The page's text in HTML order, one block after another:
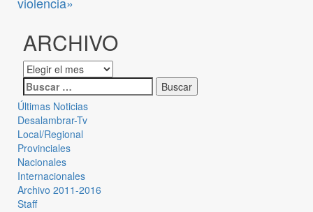
ARCHIVO
Últimas Noticias
Desalambrar-Tv
Local/Regional
Provinciales
Nacionales
Internacionales
Archivo 2011-2016
Staff